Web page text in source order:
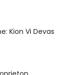
Kion Vi Devas